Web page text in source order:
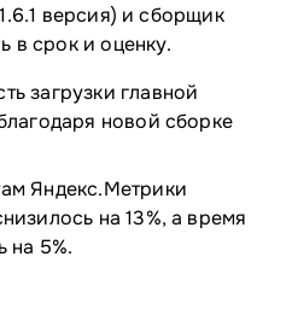
версия) и сборщик
в срок и оценку.
загрузки главной
новой сборке
Яндекс.Метрики
на 13%, а время
на 5%.